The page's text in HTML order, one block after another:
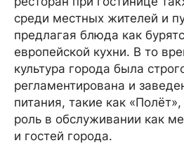
среди местных жителей и
предлагая блюда как
европейской кухни. В то
культура города была
регламентирована и
питания, такие как
роль в обслуживании как
и гостей города.